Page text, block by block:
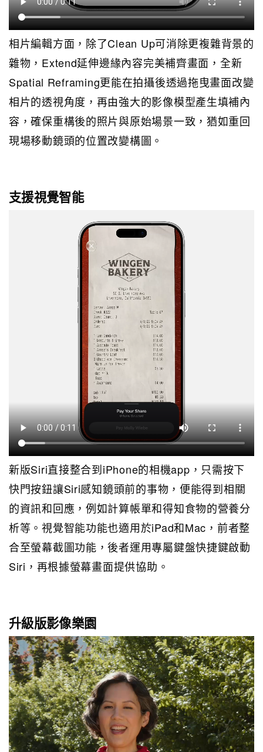
相片編輯方面，除了Clean Up可消除更複雜背景的
雜物，Extend延伸邊緣內容完美補齊畫面，全新
Spatial Reframing更能在拍攝後透過拖曳畫面改變
相片的透視角度，再由強大的影像模型產生填補內
容，確保重構後的照片與原始場景一致，猶如重回
現場移動鏡頭的位置改變構圖。
支援視覺智能
新版Siri直接整合到iPhone的相機app，只需按下
快門按鈕讓Siri感知鏡頭前的事物，便能得到相關
的資訊和回應，例如計算帳單和得知食物的營養分
析等。視覺智能功能也適用於iPad和Mac，前者整
合至螢幕截圖功能，後者運用專屬鍵盤快捷鍵啟動
Siri，再根據螢幕畫面提供協助。
升級版影像樂園